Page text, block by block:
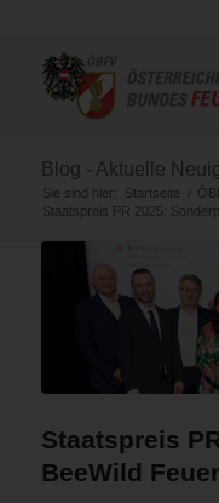
Blog - Aktuelle
Sie sind hier: Startseite /
Staatspreis PR 2025:
Staatspreis
BeeWild